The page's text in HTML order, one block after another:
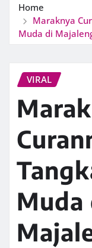
Home
Maraknya
Muda di
VIRAL
Muda